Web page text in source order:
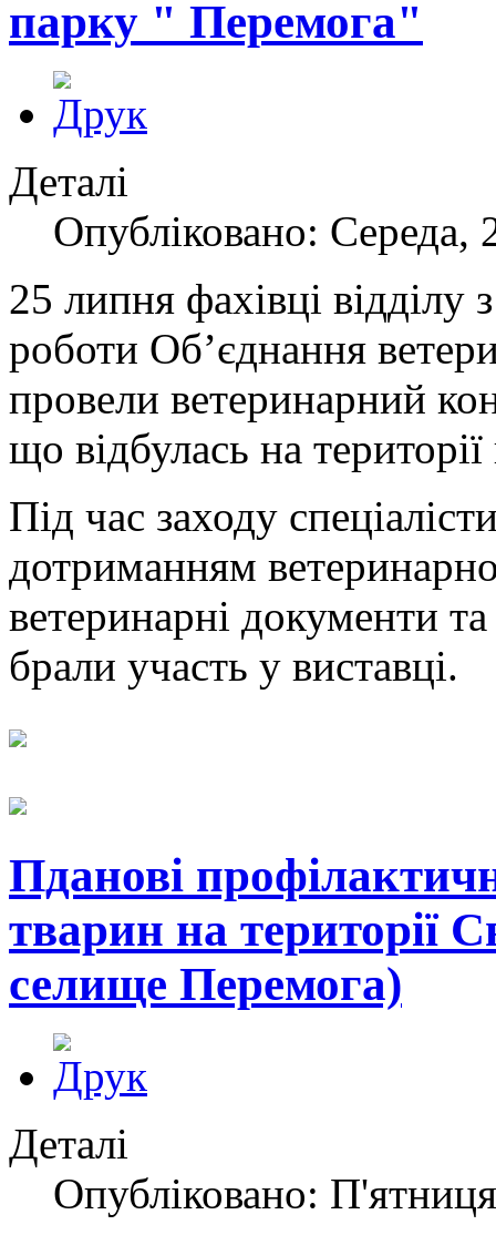
парку " Перемога"
Деталі
Опубліковано:
25 липня фахівці відділу
роботи Об’єднання
провели ветеринарний
що відбулась на
Під час заходу
дотриманням
ветеринарні документи
брали участь у виставці.
Пданові
тварин на території
селище Перемога)
Деталі
Опубліковано: